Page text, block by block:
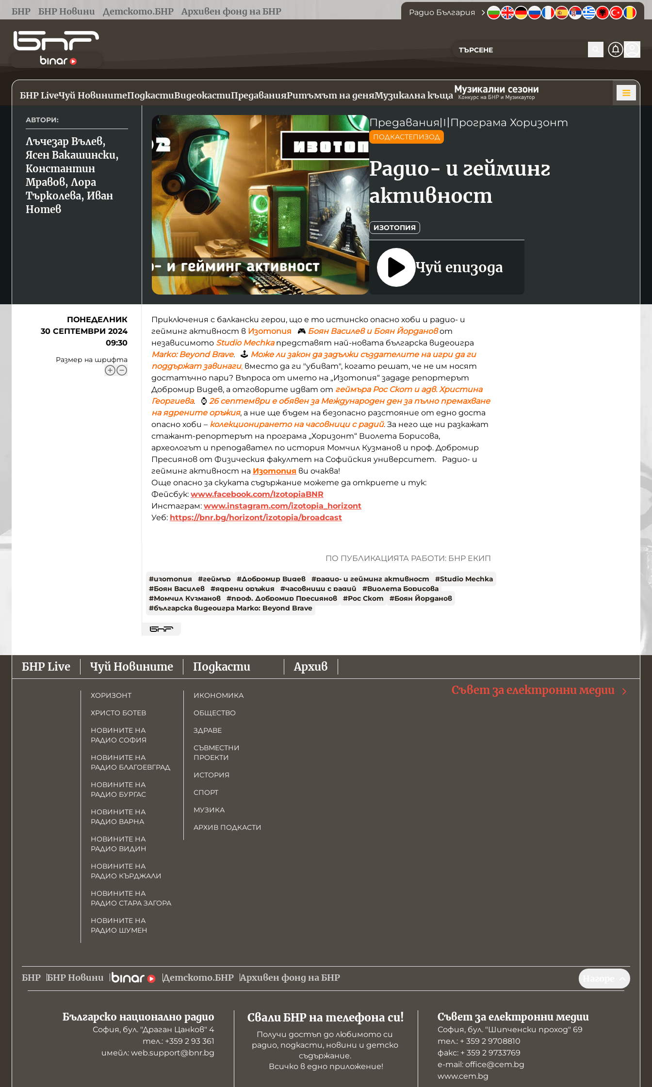
БНР БНР Новини Детското.БНР Архивен фонд на БНР Радио България
БНР LiveЧуй НовинитеПодкастиВидеокастиПредаванияРитъмът на деняМузикална къща
АВТОРИ:
Лъчезар Вълев,
Ясен Вакашински,
Константин
Мравов, Лора
Търколева, Иван
Нотев
Предавания〣 Програма Хоризонт
ПОДКАСТЕПИЗОД
Радио- и гейминг
активност
ИЗОТОПИЯ
Чуй епизода
ПОНЕДЕЛНИК
30 СЕПТЕМВРИ 2024
09:30
Размер на шрифта
Приключения с балкански герои, що е то истинско опасно хоби и радио- и
гейминг активност в Изотопия 🎮 Боян Василев и Боян Йордановот
независимото Studio Mechkaпредставят най-новата българска видеоигра
Marko: Beyond Brave. 🕹️ Може ли закон да задължи създателите на игри да ги
поддържат завинаги, вместо да ги "убиват", когато решат, че не им носят
достатъчно пари? Въпроса от името на „Изотопия“ зададе репортерът
Добромир Видев, а отговорите идват от геймъра Рос Скот и адв. Христина
Георгиева. ⌚ 26 септември е обявен за Международен ден за пълно премахване
на ядрените оръжия, а ние ще бъдем на безопасно разстояние от едно доста
опасно хоби – колекционирането на часовници с радий. За него ще ни разкажат
стажант-репортерът на програма „Хоризонт“ Виолета Борисова,
археологът и преподавател по история Момчил Кузманов и проф. Добромир
Пресиянов от Физическия факултет на Софийския университет. Радио- и
гейминг активност на Изотопия ви очаква!
Още опасно за скуката съдържание можете да откриете и тук:
Фейсбук: www.facebook.com/IzotopiaBNR
Инстаграм: www.instagram.com/izotopia_horizont
Уеб: https://bnr.bg/horizont/izotopia/broadcast
ПО ПУБЛИКАЦИЯТА РАБОТИ: БНР ЕКИП
#изотопия #геймър #Добромир Видев #радио- и гейминг активност #Studio Mechka
#Боян Василев #ядрени оръжия #часовници с радий #Виолета Борисова
#Момчил Кузманов #проф. Добромир Пресиянов #Рос Скот #Боян Йорданов
#българска видеоигра Marko: Beyond Brave
БНР Live Чуй Новините
ХОРИЗОНТ
ХРИСТО БОТЕВ
НОВИНИТЕ НА
РАДИО СОФИЯ
НОВИНИТЕ НА
РАДИО БЛАГОЕВГРАД
НОВИНИТЕ НА
РАДИО БУРГАС
НОВИНИТЕ НА
РАДИО ВАРНА
НОВИНИТЕ НА
РАДИО ВИДИН
НОВИНИТЕ НА
РАДИО КЪРДЖАЛИ
НОВИНИТЕ НА
РАДИО СТАРА ЗАГОРА
НОВИНИТЕ НА
РАДИО ШУМЕН
Подкасти
ИКОНОМИКА
ОБЩЕСТВО
ЗДРАВЕ
СЪВМЕСТНИ
ПРОЕКТИ
ИСТОРИЯ
СПОРТ
МУЗИКА
АРХИВ ПОДКАСТИ
Архив
Съвет за електронни медии
БНР БНР Новини Детското.БНР Архивен фонд на БНР
Българско национално радио
София, бул. "Драган Цанков" 4
тел.: +359 2 93 361
имейл: web.support@bnr.bg
Свали БНР на телефона си!
Получи достъп до любимото си
радио, подкасти, новини и детско
съдържание.
Всичко в едно приложение!
Съвет за електронни медии
София, бул. "Шипченски проход" 69
тел.: + 359 2 9708810
факс: + 359 2 9733769
е-mail: office@cem.bg
www.cem.bg